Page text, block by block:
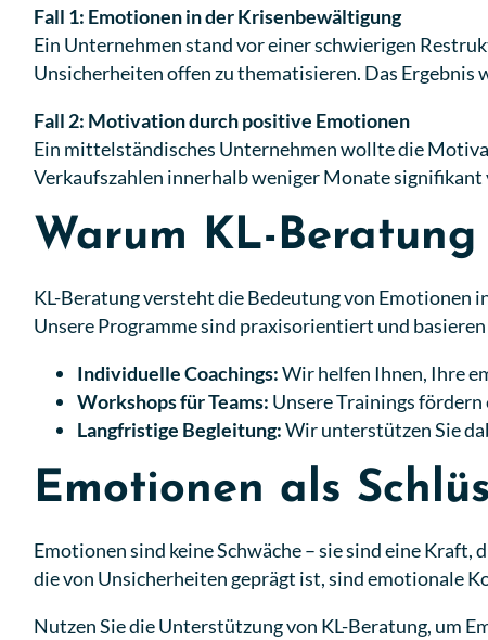
Fall 1: Emotionen in der Krisenbewältigung
Ein Unternehmen stand vor einer schwierigen
Unsicherheiten offen zu thematisieren. Das
Fall 2: Motivation durch positive Emotionen
Ein mittelständisches Unternehmen wollte die
Verkaufszahlen innerhalb weniger Monate signifikant
Warum KL-
KL-Beratung versteht die Bedeutung von Emotionen
Unsere Programme sind praxisorientiert und
Individuelle Coachings:Wir helfen Ihnen, Ihre
Workshops für Teams: Unsere Trainings
Langfristige Begleitung:Wir unterstützen Sie
Emotionen als
Emotionen sind keine Schwäche – sie sind eine
die von Unsicherheiten geprägt ist, sind emotionale
Nutzen Sie die Unterstützung von KL-Beratung, um